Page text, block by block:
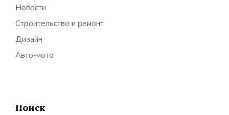
Новости
Строительство и ремонт
Дизайн
Авто-мото
Поиск